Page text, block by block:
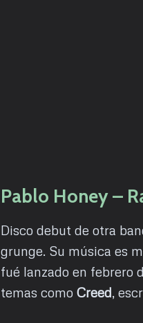
Pablo Honey –
Disco debut de otra
grunge. Su música es
fué lanzado en febrero
temas como Creed ,